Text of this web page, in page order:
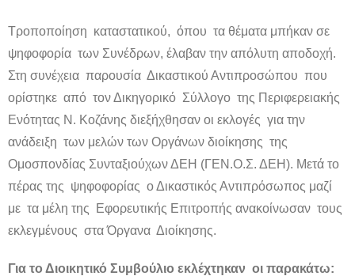
Τροποποίηση καταστατικού, όπου τα θέματα μπήκαν σε
ψηφοφορία των Συνέδρων, έλαβαν την απόλυτη αποδοχή.
Στη συνέχεια παρουσία Δικαστικού Αντιπροσώπου που
ορίστηκε από τον Δικηγορικό Σύλλογο της Περιφερειακής
Ενότητας Ν. Κοζάνης διεξήχθησαν οι εκλογές για την
ανάδειξη των μελών των Οργάνων διοίκησης της
Ομοσπονδίας Συνταξιούχων ΔΕΗ (ΓΕΝ.Ο.Σ. ΔΕΗ). Μετά το
πέρας της ψηφοφορίας ο Δικαστικός Αντιπρόσωπος μαζί
με τα μέλη της Εφορευτικής Επιτροπής ανακοίνωσαν τους
εκλεγμένους στα Όργανα Διοίκησης.
Για το Διοικητικό Συμβούλιο εκλέχτηκαν οι παρακάτω: